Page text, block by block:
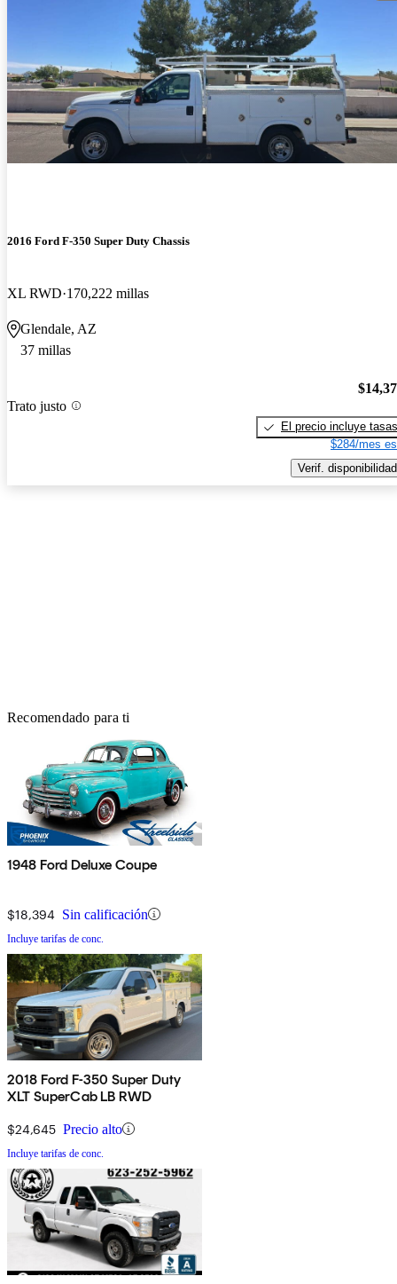
2016 Ford F-350 Super Duty Chassis
XL RWD 170,222 millas
Glendale, AZ
37 millas
Trato justo
El precio incluye tasas
$284/mes
Verif. disponibilidad
Recomendado para ti
1948 Ford Deluxe Coupe
$18,394 Sin calificación
Incluye tarifas de conc.
2018 Ford F-350 Super Duty
XLT SuperCab LB RWD
$24,645 Precio alto
Incluye tarifas de conc.